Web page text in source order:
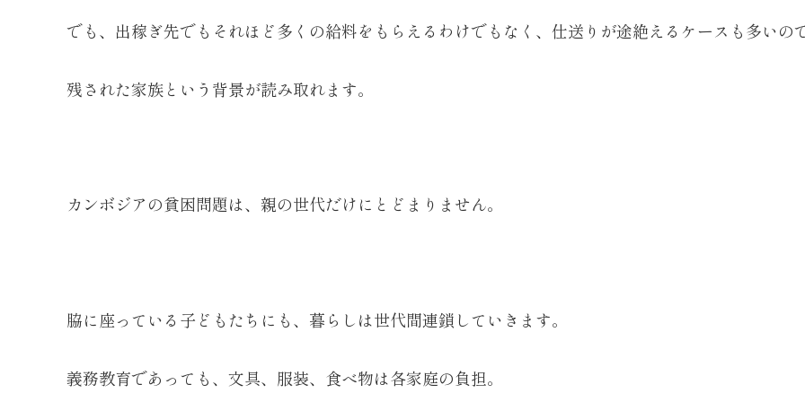
でも、出稼ぎ先でもそれほど多くの給料をもらえるわけでもなく、仕送りが途絶えるケースも多いの
残された家族という背景が読み取れます。
カンボジアの貧困問題は、親の世代だけにとどまりません。
脇に座っている子どもたちにも、暮らしは世代間連鎖していきます。
義務教育であっても、文具、服装、食べ物は各家庭の負担。